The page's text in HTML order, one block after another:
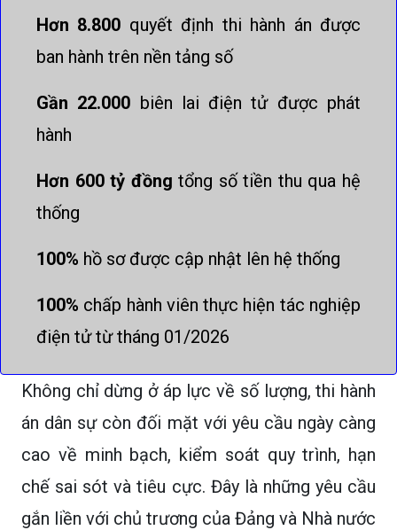
Hơn 8.800 quyết định thi hành án được
ban hành trên nền tảng số
Gần 22.000 biên lai điện tử được phát
hành
Hơn 600 tỷ đồng tổng số tiền thu qua hệ
thống
100% hồ sơ được cập nhật lên hệ thống
100% chấp hành viên thực hiện tác nghiệp
điện tử từ tháng 01/2026
Không chỉ dừng ở áp lực về số lượng, thi hành
án dân sự còn đối mặt với yêu cầu ngày càng
cao về minh bạch, kiểm soát quy trình, hạn
chế sai sót và tiêu cực. Đây là những yêu cầu
gắn liền với chủ trương của Đảng và Nhà nước